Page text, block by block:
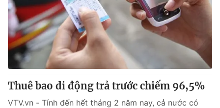
® Cấm sao chép dưới mọi hình thức nếu không có sự chấp
thuận bằng văn bản. Ghi rõ nguồn VTV.vn khi phát hành lại
thông tin từ website này.
Thuê bao di động trả trước chiếm 96,5%
VTV.vn - Tính đến hết tháng 2 năm nay, cả nước có